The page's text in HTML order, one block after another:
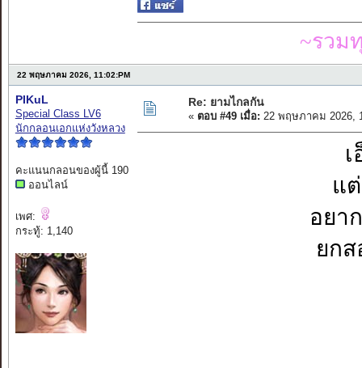
~รวม
22 พฤษภาคม 2026, 11:02:PM
PIKuL
Special Class LV6
นักกลอนเอกแห่งวังหลวง
คะแนนกลอนของผู้นี้ 190
ออนไลน์
เพศ:
กระทู้: 1,140
Re: ยามไกลกัน
« ตอบ #49 เมื่อ: 22 พฤษภาคม 2026,
แ
อยา
ยกส